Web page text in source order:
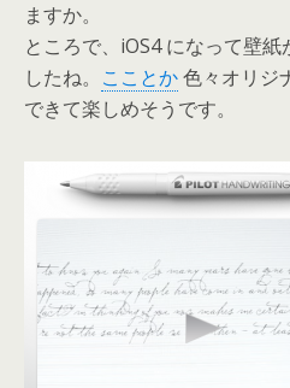
ますか。
ところで、iOS4 になって壁
したね。 こことか色々オリジ
できて楽しめそうです。